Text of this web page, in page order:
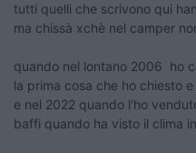
tutti quelli che scrivono qui
ma chissà xchè nel camper
quando nel lontano 2006 ho
la prima cosa che ho chiesto
e nel 2022 quando l'ho
baffi quando ha visto il clima